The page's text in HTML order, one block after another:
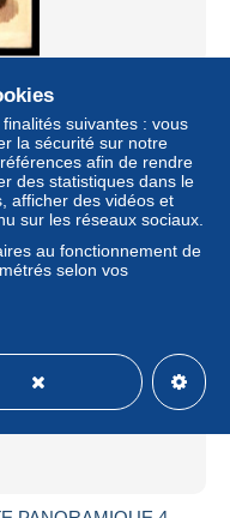
- CARTE ILLUSTREE
Professionnel
suivantes : vous
la sécurité sur notre
afin de rendre
des statistiques dans le
afficher des vidéos et
sur les réseaux sociaux.
au fonctionnement de
selon vos